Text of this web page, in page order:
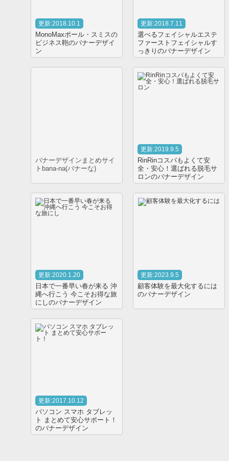
更新:2018.10.1
MonoMaxポール・スミスの
ビジネス鞄のバナーデザイ
ン
更新:2018.7.11
選べるフェイシャルエステ
ファーストフェイシャルす
っきりのバナーデザイン
バナーデザインまとめサイ
トbana-na(バナーな)
更新:2019.9.5
RinRinコスパもよくて安
全・安心！選ばれる脱毛サ
ロンのバナーデザイン
更新:2020.1.20
日本で一番早い春が来る 沖
縄へ行こう 今こそお得な旅
にしのバナーデザイン
更新:2023.9.5
顧客体験を最大化するには
のバナーデザイン
更新:2017.10.12
パソコン スマホ タブレッ
ト まとめて安心サポート！
のバナーデザイン